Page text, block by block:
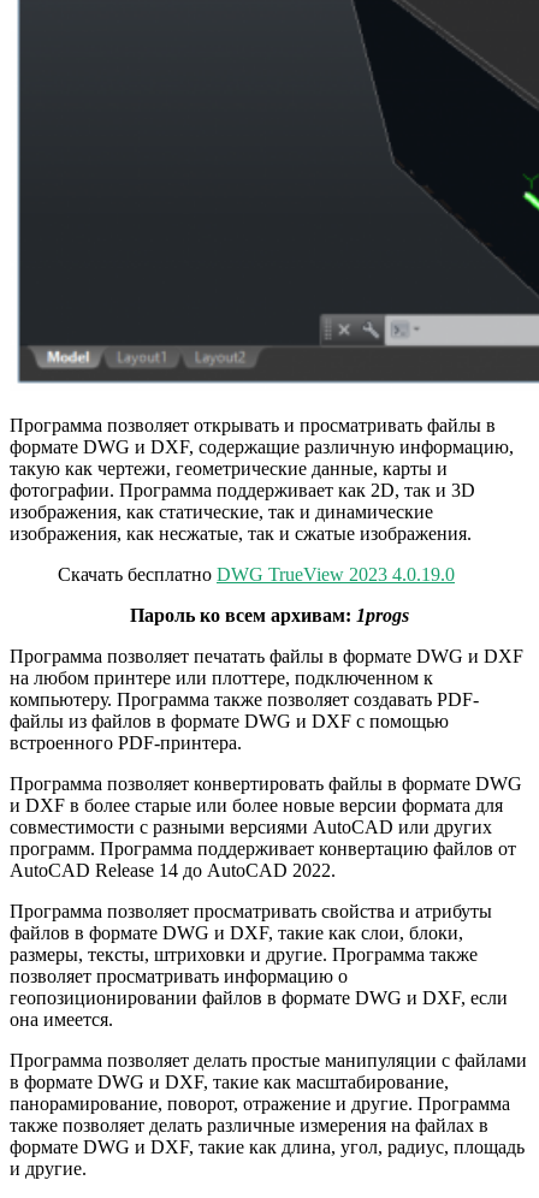
Программа позволяет открывать и просматривать файлы в
формате DWG и DXF, содержащие различную информацию,
такую как чертежи, геометрические данные, карты и
фотографии. Программа поддерживает как 2D, так и 3D
изображения, как статические, так и динамические
изображения, как несжатые, так и сжатые изображения.
Скачать бесплатно DWG TrueView 2023 4.0.19.0
Пароль ко всем архивам: 1progs
Программа позволяет печатать файлы в формате DWG и DXF
на любом принтере или плоттере, подключенном к
компьютеру. Программа также позволяет создавать PDF-
файлы из файлов в формате DWG и DXF с помощью
встроенного PDF-принтера.
Программа позволяет конвертировать файлы в формате DWG
и DXF в более старые или более новые версии формата для
совместимости с разными версиями AutoCAD или других
программ. Программа поддерживает конвертацию файлов от
AutoCAD Release 14 до AutoCAD 2022.
Программа позволяет просматривать свойства и атрибуты
файлов в формате DWG и DXF, такие как слои, блоки,
размеры, тексты, штриховки и другие. Программа также
позволяет просматривать информацию о
геопозиционировании файлов в формате DWG и DXF, если
она имеется.
Программа позволяет делать простые манипуляции с файлами
в формате DWG и DXF, такие как масштабирование,
панорамирование, поворот, отражение и другие. Программа
также позволяет делать различные измерения на файлах в
формате DWG и DXF, такие как длина, угол, радиус, площадь
и другие.